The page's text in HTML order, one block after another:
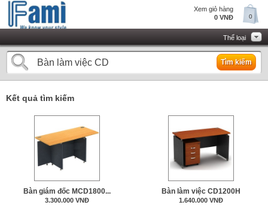
Xem giỏ hàng
0 VNĐ
0
Thể loại
Tìm kiếm
Kết quả tìm kiếm
Bàn giám đốc MCD1800...
3.300.000 VNĐ
Bàn làm việc CD1200H
1.640.000 VNĐ